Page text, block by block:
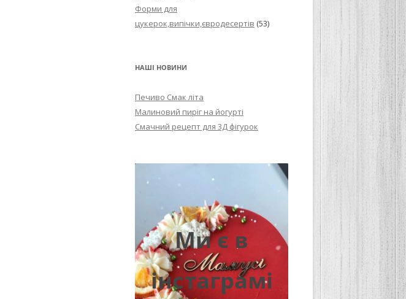
Форми для
цукерок,випічки,євродесертів (53)
НАШІ НОВИНИ
Печиво Смак літа
Малиновий пиріг на йогурті
Смачний рецепт для 3Д фігурок
Ми є в
інстаграмі